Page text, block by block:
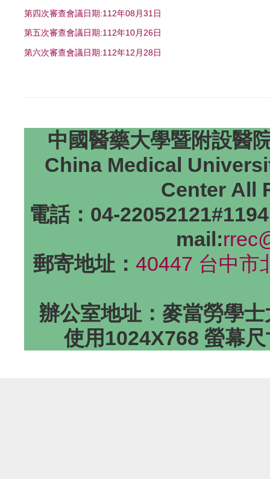
第四次審查會議日期:112年08月31日
第五次審查會議日期:112年10月26日
第六次審查會議日期:112年12月28日
中國醫藥大學暨附設醫
China Medical
Center All
電話：04-
mail:
郵寄地址：40447 台中市
辦公室地址：麥當勞學
使用1024X768 螢幕